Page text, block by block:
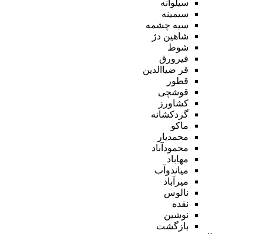
سیلوانه
سیمینه
سیه چشمه
شاهین دژ
شوط
فیرورق
قر ضیاالدین
قطور
قوشچی
کشاورز
گردکشانه
ماکو
محمدیار
محمودآباد
مهاباد
میاندوآب
میرآباد
نالوس
نقده
نوشین
بازگشت